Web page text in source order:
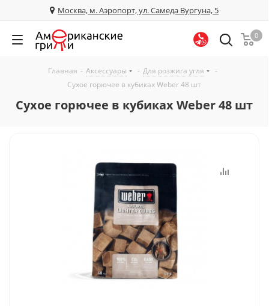
Москва, м. Аэропорт, ул. Самеда Вургуна, 5
0
Главная - Аксессуары - Для розжига угля
-
Сухое горючее в кубиках Weber 48 шт
Сухое горючее в кубиках Weber 48 шт